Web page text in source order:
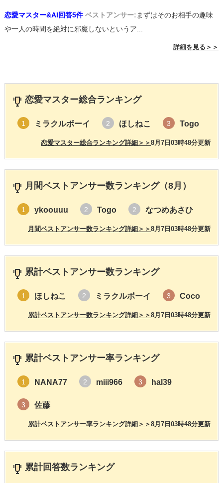
恋愛マスター&AI回答5件 ベストアンサー:まずはそのお相手の趣味
や一人の時間を絶対に邪魔しないというア...
詳細を見る＞＞
恋愛マスター総合ランキング
1 ミラクルボーイ 2 ほしねこ 3 Togo
8月7日03時48分更新
恋愛マスター総合ランキング詳細＞＞
月間ベストアンサー数ランキング（8月）
1 ykoouuu 2 Togo 2 なつめあさひ
8月7日03時48分更新
月間ベストアンサー数ランキング詳細＞＞
累計ベストアンサー数ランキング
1 ほしねこ 2 ミラクルボーイ 3 Coco
8月7日03時48分更新
累計ベストアンサー数ランキング詳細＞＞
累計ベストアンサー率ランキング
1 NANA77 2 miii966 3 hal39
3 佐藤
8月7日03時48分更新
累計ベストアンサー率ランキング詳細＞＞
累計回答数ランキング